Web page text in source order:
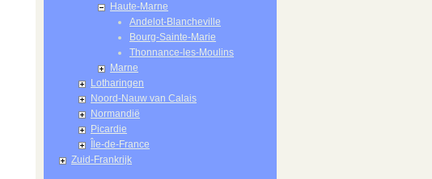
Haute-Marne
Andelot-Blancheville
Bourg-Sainte-Marie
Thonnance-les-Moulins
Marne
Lotharingen
Noord-Nauw van Calais
Normandië
Picardie
Île-de-France
Zuid-Frankrijk